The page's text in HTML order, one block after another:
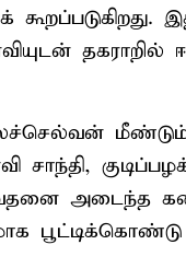
தகராறில்
அடைந்த
பூட்டிக்கொண்டு